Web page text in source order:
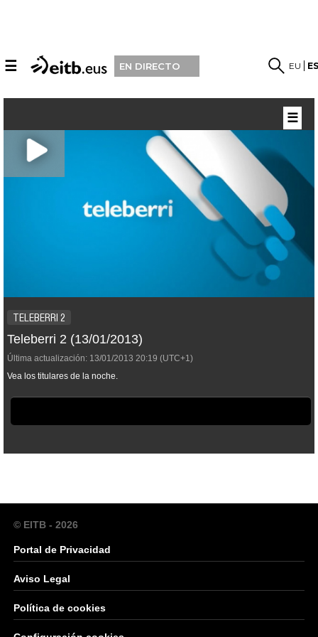
☰ EN DIRECTO EU
TELEBERRI 2
Teleberri 2 (13/01/2013)
Última actualización: 13/01/2013 20:19 (UTC+1)
Vea los titulares de la noche.
☰
© EITB - 2026
Portal de Privacidad
Aviso Legal
Política de cookies